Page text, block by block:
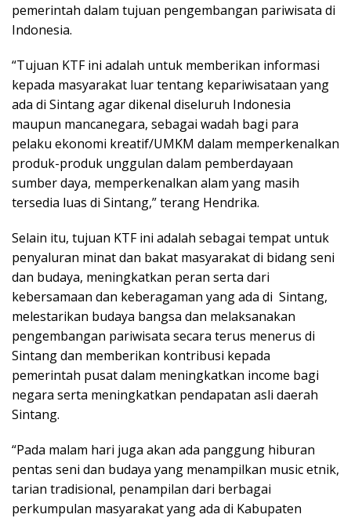
pemerintah dalam tujuan pengembangan pariwisata di
Indonesia.
“Tujuan KTF ini adalah untuk memberikan informasi
kepada masyarakat luar tentang kepariwisataan yang
ada di Sintang agar dikenal diseluruh Indonesia
maupun mancanegara, sebagai wadah bagi para
pelaku ekonomi kreatif/UMKM dalam memperkenalkan
produk-produk unggulan dalam pemberdayaan
sumber daya, memperkenalkan alam yang masih
tersedia luas di Sintang,” terang Hendrika.
Selain itu, tujuan KTF ini adalah sebagai tempat untuk
penyaluran minat dan bakat masyarakat di bidang seni
dan budaya, meningkatkan peran serta dari
kebersamaan dan keberagaman yang ada di Sintang,
melestarikan budaya bangsa dan melaksanakan
pengembangan pariwisata secara terus menerus di
Sintang dan memberikan kontribusi kepada
pemerintah pusat dalam meningkatkan income bagi
negara serta meningkatkan pendapatan asli daerah
Sintang.
“Pada malam hari juga akan ada panggung hiburan
pentas seni dan budaya yang menampilkan music etnik,
tarian tradisional, penampilan dari berbagai
perkumpulan masyarakat yang ada di Kabupaten